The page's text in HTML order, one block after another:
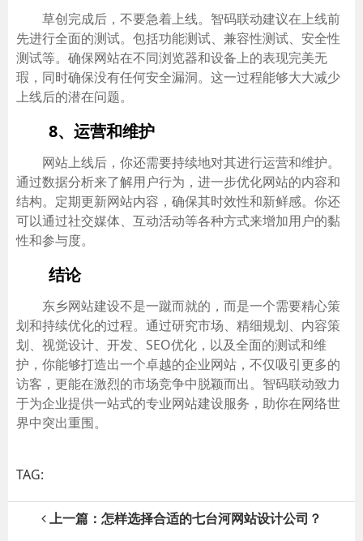
草创完成后，不要急着上线。智码联动建议在上线前
先进行全面的测试。包括功能测试、兼容性测试、安全性
测试等。确保网站在不同浏览器和设备上的表现完美无
瑕，同时确保没有任何安全漏洞。这一过程能够大大减少
上线后的潜在问题。
8、运营和维护
网站上线后，你还需要持续地对其进行运营和维护。
通过数据分析来了解用户行为，进一步优化网站的内容和
结构。定期更新网站内容，确保其时效性和新鲜感。你还
可以通过社交媒体、互动活动等各种方式来增加用户的黏
性和参与度。
结论
东乡网站建设不是一蹴而就的，而是一个需要精心策
划和持续优化的过程。通过研究市场、精细规划、内容策
划、视觉设计、开发、SEO优化，以及全面的测试和维
护，你能够打造出一个卓越的企业网站，不仅吸引更多的
访客，更能在激烈的市场竞争中脱颖而出。智码联动致力
于为企业提供一站式的专业网站建设服务，助你在网络世
界中突出重围。
TAG:
上一篇：怎样选择合适的七台河网站设计公司？